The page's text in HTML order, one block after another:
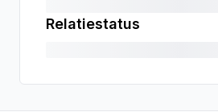
Relatiestatus